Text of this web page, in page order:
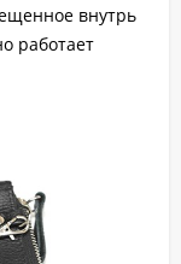
внутрь
работает